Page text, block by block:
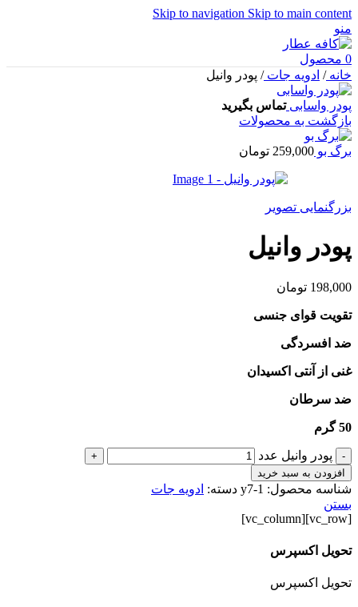
Skip to navigation Skip to main content
منو
0 محصول
خانه/ ادویه جات/ پودر وانیل
پودر واسابیتماس بگیرید
بازگشت به محصولات
برگ بو 259,000 تومان
بزرگنمایی تصویر
پودر وانیل
198,000 تومان
تقویت قوای جنسی
ضد افسردگی
غنی از آنتی اکسیدان
ضد سرطان
50 گرم
- پودر وانیل عدد
+
افزودن به سبد خرید
شناسه محصول: y7-1 دسته: ادویه جات
بستن
[vc_row][vc_column]
تحویل اکسپرس
تحویل اکسپرس